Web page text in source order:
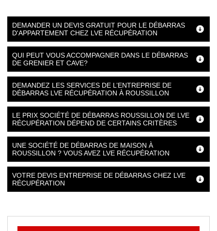
DEMANDER UN DEVIS GRATUIT POUR LE DÉBARRAS
D'APPARTEMENT CHEZ LVE RÉCUPÉRATION
QUI PEUT VOUS ACCOMPAGNER DANS LE DÉBARRAS
DE GRENIER ET CAVE?
DEMANDEZ LES SERVICES DE L’ENTREPRISE DE
DÉBARRAS LVE RÉCUPÉRATION À ROUSSILLON
LE PRIX SOCIÉTÉ DE DÉBARRAS ROUSSILLON DE LVE
RÉCUPÉRATION DÉPEND DE CERTAINS CRITÈRES
UNE SOCIÉTÉ DE DÉBARRAS DE MAISON À
ROUSSILLON ? VOUS AVEZ LVE RÉCUPÉRATION
VOTRE DEVIS ENTREPRISE DE DÉBARRAS CHEZ LVE
RÉCUPÉRATION